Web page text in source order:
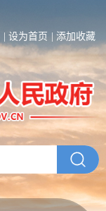
设为首页 添加收藏